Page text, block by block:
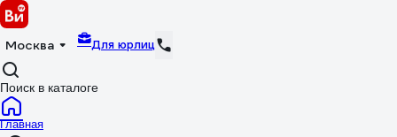
Москва Для юрлиц
Поиск в каталоге
Главная